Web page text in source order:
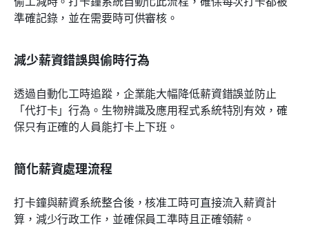
準確記錄，並在需要時可供審核。
減少薪資錯誤與偷時行為
透過自動化工時追蹤，企業能大幅降低薪資錯誤並防止
「代打卡」行為。生物辨識及應用程式系統特別有效，確
保只有正確的人員能打卡上下班。
簡化薪資處理流程
打卡鐘與薪資系統整合後，核准工時可直接流入薪資計
算，減少行政工作，並確保員工準時且正確領薪。